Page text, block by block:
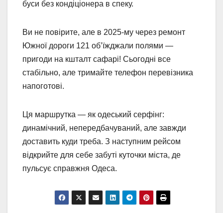
буси без кондіціонера в спеку.
Ви не повірите, але в 2025-му через ремонт
Южної дороги 121 об’їжджали полями —
пригоди на кшталт сафарі! Сьогодні все
стабільно, але тримайте телефон перевізника
напоготові.
Ця маршрутка — як одеський серфінг:
динамічний, непередбачуваний, але завжди
доставить куди треба. З наступним рейсом
відкрийте для себе забуті куточки міста, де
пульсує справжня Одеса.